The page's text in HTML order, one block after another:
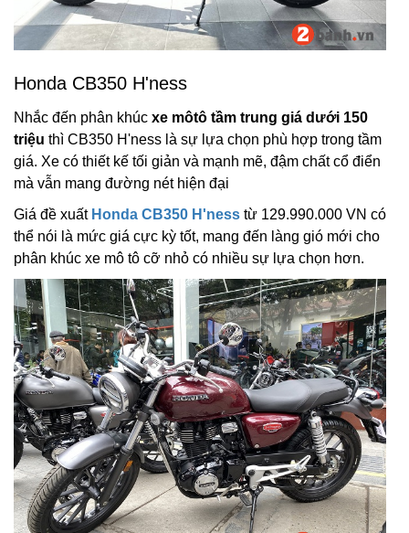
Honda CB350 H'ness
Nhắc đến phân khúc xe môtô tầm trung giá dưới 150
triệu thì CB350 H'ness là sự lựa chọn phù hợp trong tầm
giá. Xe có thiết kế tối giản và mạnh mẽ, đậm chất cổ điển
mà vẫn mang đường nét hiện đại
Giá đề xuất Honda CB350 H'ness từ 129.990.000 VN có
thể nói là mức giá cực kỳ tốt, mang đến làng gió mới cho
phân khúc xe mô tô cỡ nhỏ có nhiều sự lựa chọn hơn.